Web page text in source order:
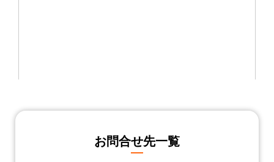
お問合せ先一覧